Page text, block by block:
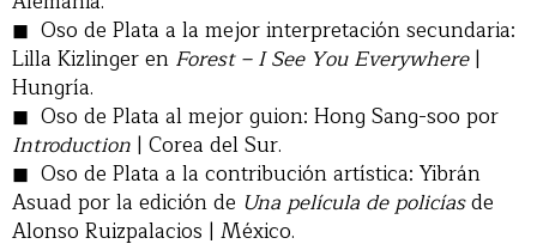
Oso de Plata a la mejor interpretación secundaria:
Lilla Kizlinger en Forest – I See You Everywhere|
Hungría.
Oso de Plata al mejor guion: Hong Sang-soo por
Introduction | Corea del Sur.
Oso de Plata a la contribución artística: Yibrán
Asuad por la edición de Una película de policíasde
Alonso Ruizpalacios | México.